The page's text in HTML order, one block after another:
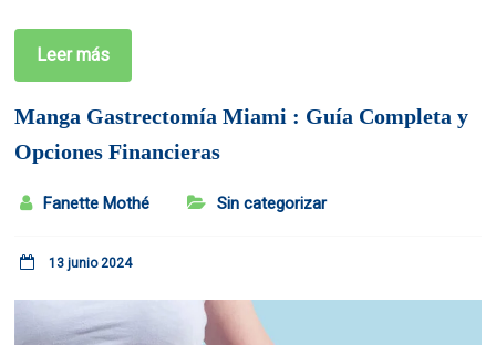
Leer más
Manga Gastrectomía Miami : Guía Completa y
Opciones Financieras
Fanette Mothé Sin categorizar
13 junio 2024